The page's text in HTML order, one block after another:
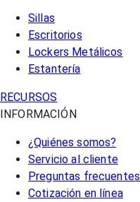
Sillas
Escritorios
Lockers Metálicos
Estantería
RECURSOS
INFORMACIÓN
¿Quiénes somos?
Servicio al cliente
Preguntas frecuentes
Cotización en línea